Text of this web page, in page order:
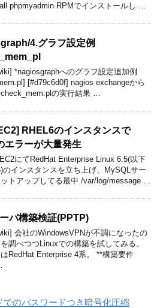
phpmyadmin RPMでインストールし …
4.グラフ設定例​
*nagiosgraphへのグラフ設定追加例
[#d79c6d0f] nagios exchangeから
の実行結果 …
RHEL6のインスタンスで
エラーが大量発生
にてRedHat Enterprise Linux 6.5(以下
のインスタンスを立ち上げ、MySQLサー
トアップしてる最中 /var/log/message …
バ構築検証(PPTP)
会社のWindowsVPNが不調になったの
調べつつLinuxでの構築を試してみる。
RedHat Enterprise 4系。 **構築要件
でのパスワードつき暗号化圧縮